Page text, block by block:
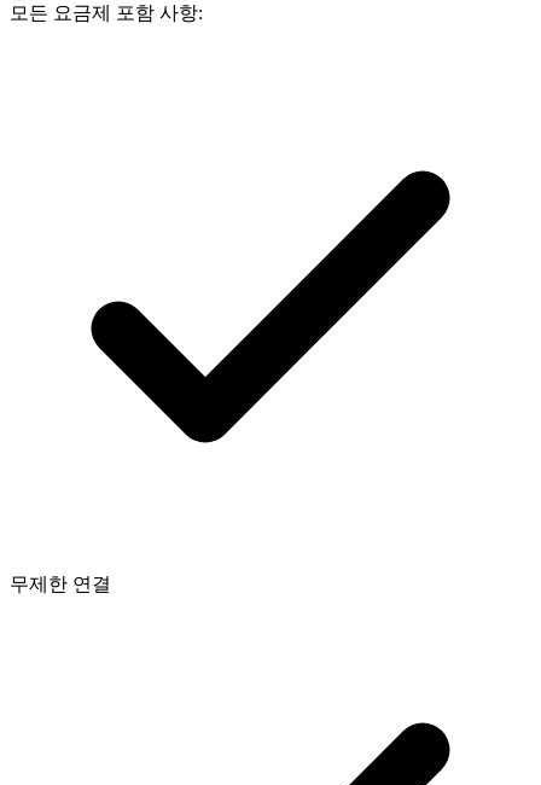
모든 요금제 포함 사항:
무제한 연결